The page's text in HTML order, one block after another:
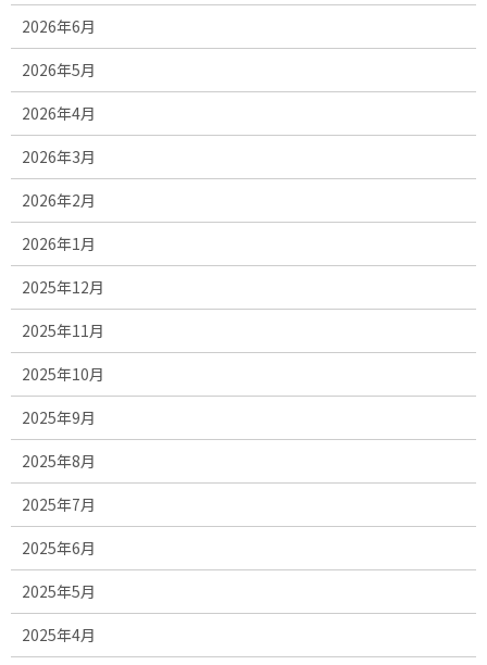
2026年6月
2026年5月
2026年4月
2026年3月
2026年2月
2026年1月
2025年12月
2025年11月
2025年10月
2025年9月
2025年8月
2025年7月
2025年6月
2025年5月
2025年4月